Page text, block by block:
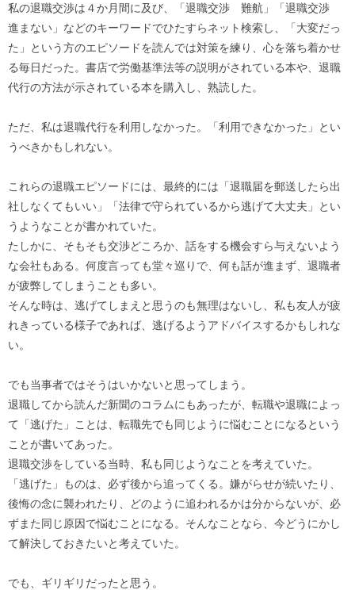
私の退職交渉は４か月間に及び、「退職交渉 難航」「退職交渉
進まない」などのキーワードでひたすらネット検索し、「大変だっ
た」という方のエピソードを読んでは対策を練り、心を落ち着かせ
る毎日だった。書店で労働基準法等の説明がされている本や、退職
代行の方法が示されている本を購入し、熟読した。
ただ、私は退職代行を利用しなかった。「利用できなかった」とい
うべきかもしれない。
これらの退職エピソードには、最終的には「退職届を郵送したら出
社しなくてもいい」「法律で守られているから逃げて大丈夫」とい
うようなことが書かれていた。
たしかに、そもそも交渉どころか、話をする機会すら与えないよう
な会社もある。何度言っても堂々巡りで、何も話が進まず、退職者
が疲弊してしまうことも多い。
そんな時は、逃げてしまえと思うのも無理はないし、私も友人が疲
れきっている様子であれば、逃げるようアドバイスするかもしれな
い。
でも当事者ではそうはいかないと思ってしまう。
退職してから読んだ新聞のコラムにもあったが、転職や退職によっ
て「逃げた」ことは、転職先でも同じように悩むことになるという
ことが書いてあった。
退職交渉をしている当時、私も同じようなことを考えていた。
「逃げた」ものは、必ず後から追ってくる。嫌がらせが続いたり、
後悔の念に襲われたり、どのように追われるかは分からないが、必
ずまた同じ原因で悩むことになる。そんなことなら、今どうにかし
て解決しておきたいと考えていた。
でも、ギリギリだったと思う。